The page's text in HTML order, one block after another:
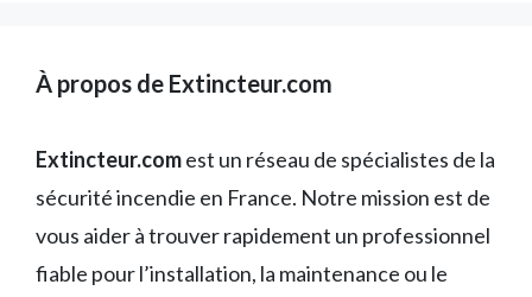
À propos de Extincteur.com
Extincteur.comest un réseau de spécialistes de la
sécurité incendie en France. Notre mission est de
vous aider à trouver rapidement un professionnel
fiable pour l’installation, la maintenance ou le